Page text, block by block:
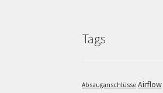
Tags
Absauganschlüsse Airflow